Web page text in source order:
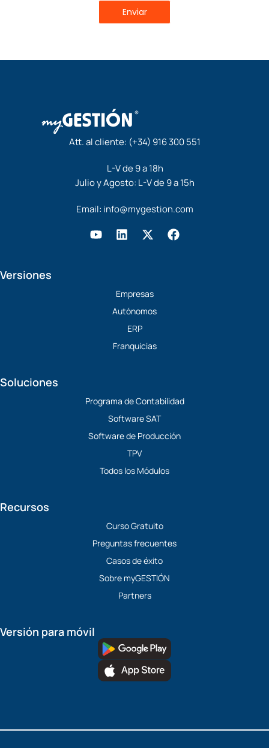
Enviar
Att. al cliente: (+34) 916 300 551
L-V de 9 a 18h
Julio y Agosto: L-V de 9 a 15h
Email: info@mygestion.com
Y L
d
i
n
X
t
t
e
F
a
Versiones
Empresas
Autónomos
ERP
Franquicias
Soluciones
Programa de Contabilidad
Software SAT
Software de Producción
TPV
Todos los Módulos
Recursos
Curso Gratuito
Preguntas frecuentes
Casos de éxito
Sobre myGESTIÓN
Partners
Versión para móvil